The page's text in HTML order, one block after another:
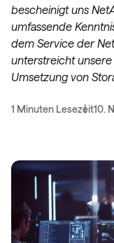
bescheinigt uns
umfassende
dem Service der
unterstreicht
Umsetzung von
1 Minuten Lesezeit10.